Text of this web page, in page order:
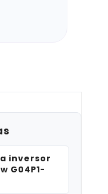
inversor
G04P1-